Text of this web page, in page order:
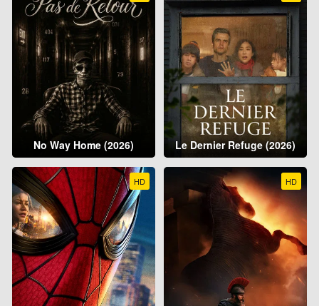
No Way Home (2026) Le Dernier Refuge (2026)
HD HD